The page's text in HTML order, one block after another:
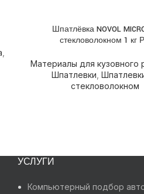
ПОДРОБНЕЕШпатлёвка NOVOL
стекловолокном 1 кг
Материалы для кузовного
Шпатлевки
стекловолокном
УСЛУГИ
Компьютерный подбор